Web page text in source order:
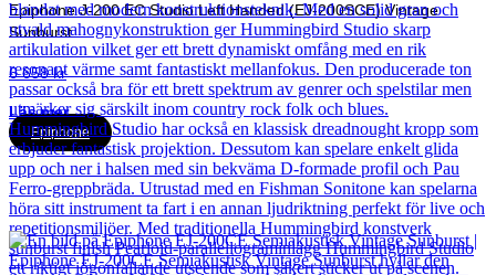
Epiphone J-200 EC Studio Left Handed (EJ-200SCE) Vintage
Sunburst
6 658kr
Läs mer
Epiphone